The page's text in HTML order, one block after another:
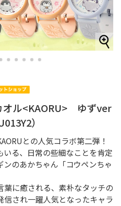
4 5 6 7 8
オル<KAORU> ゆずver
）
との人気コラボ第二弾！
いる、日常の些細なことを肯定
ンのあかちゃん「コウペンちゃ
葉に癒される、素朴なタッチの
信され一躍人気となったキャラ